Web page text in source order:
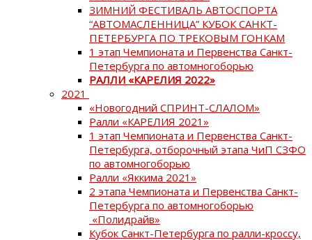
ЗИМНИЙ ФЕСТИВАЛЬ АВТОСПОРТА
“АВТОМАСЛЕННИЦА” КУБОК САНКТ-
ПЕТЕРБУРГА ПО ТРЕКОВЫМ ГОНКАМ
1 этап Чемпионата и Первенства Санкт-
Петербурга по автомногоборью
РАЛЛИ «КАРЕЛИЯ 2022»
2021
«Новогодний СПРИНТ-СЛАЛОМ»
Ралли «КАРЕЛИЯ 2021»
1 этап Чемпионата и Первенства Санкт-
Петербурга, отборочный этапа ЧиП СЗФО
по автомногоборью
Ралли «Яккима 2021»
2 этапа Чемпионата и Первенства Санкт-
Петербурга по автомногоборью
«Полидрайв»
Кубок Санкт-Петербурга по ралли-кроссу,